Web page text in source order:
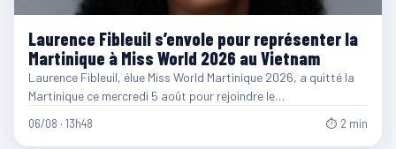
Laurence Fibleuil s’envole pour représenter la
Martinique à Miss World 2026 au Vietnam
Laurence Fibleuil, élue Miss World Martinique 2026, a quitté la
Martinique ce mercredi 5 août pour rejoindre le…
06/08 · 13h48 ⏱ 2 min